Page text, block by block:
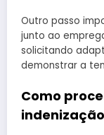
Outro passo
junto ao
solicitando
demonstrar a
Como
indenização